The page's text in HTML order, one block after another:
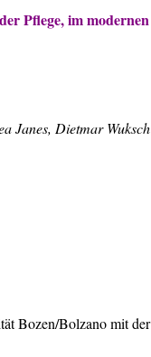
Pflege, im modernen
Janes, Dietmar Wuksch
tBozen/Bolzano mit der